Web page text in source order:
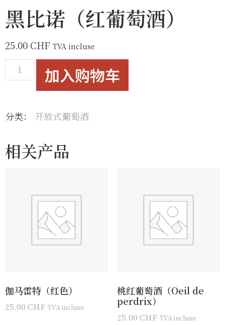
黑比诺（红葡萄酒）
25.00 CHF TVA incluse
加入购物车
分类： 开放式葡萄酒
相关产品
伽马雷特（红色）
25.00 CHF TVA incluse
桃红葡萄酒（Oeil de
perdrix）
25.00 CHF TVA incluse